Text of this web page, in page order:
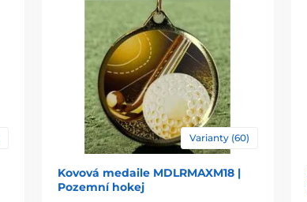
Varianty (60)
Kovová medaile MDLRMAXM18 |
Pozemní hokej